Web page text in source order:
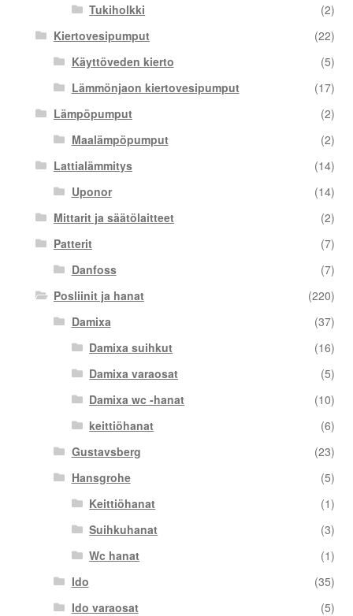
Tukiholkki
(2)
Kiertovesipumput
(22)
Käyttöveden kierto
(5)
Lämmönjaon kiertovesipumput
(17)
Lämpöpumput
(2)
Maalämpöpumput
(2)
Lattialämmitys
(14)
Uponor
(14)
Mittarit ja säätölaitteet
(2)
Patterit
(7)
Danfoss
(7)
Posliinit ja hanat
(220)
Damixa
(37)
Damixa suihkut
(16)
Damixa varaosat
(5)
Damixa wc -hanat
(10)
keittiöhanat
(6)
Gustavsberg
(23)
Hansgrohe
(5)
Keittiöhanat
(1)
Suihkuhanat
(3)
Wc hanat
(1)
Ido
(35)
Ido varaosat
(5)